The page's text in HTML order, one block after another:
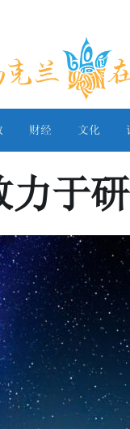
在线
财经 文化
于